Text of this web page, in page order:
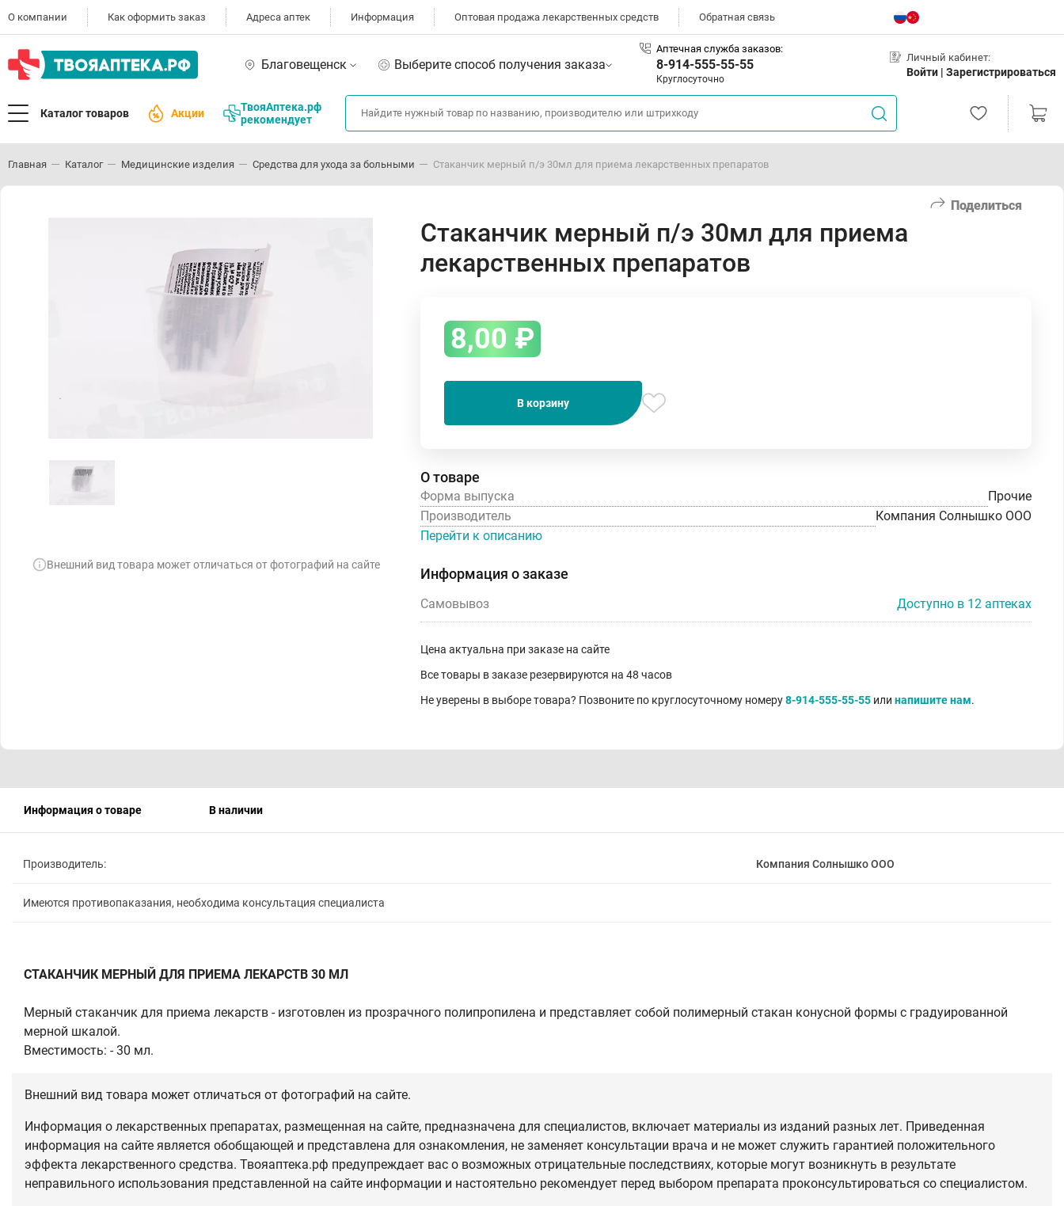
О компании Как оформить заказ Адреса аптек Информация Оптовая продажа лекарственных средств Обратная связь
Благовещенск Выберите способ получения заказа
Аптечная служба заказов:
8-914-555-55-55
Круглосуточно
Личный кабинет:
Войти | Зарегистрироваться
Каталог товаров Акции
ТвояАптека.рф
рекомендует
Главная Каталог Медицинские изделия Средства для ухода за больными Стаканчик мерный п/э 30мл для приема лекарственных препаратов
Поделиться
Внешний вид товара может отличаться от фотографий на сайте
Стаканчик мерный п/э 30мл для приема
лекарственных препаратов
8,00 ₽
В корзину
О товаре
Форма выпуска
Прочие
Производитель
Компания Солнышко ООО
Перейти к описанию
Информация о заказе
Самовывоз Доступно в 12 аптеках
Цена актуальна при заказе на сайте
Все товары в заказе резервируются на 48 часов
Не уверены в выборе товара? Позвоните по круглосуточному номеру8-914-555-55-55 или напишите нам.
Информация о товаре В наличии
Производитель: Компания Солнышко ООО
Имеются противопаказания, необходима консультация специалиста
СТАКАНЧИК МЕРНЫЙ ДЛЯ ПРИЕМА ЛЕКАРСТВ 30 МЛ
Мерный стаканчик для приема лекарств - изготовлен из прозрачного полипропилена и представляет собой полимерный стакан конусной формы с градуированной
мерной шкалой.
Вместимость: - 30 мл.
Внешний вид товара может отличаться от фотографий на сайте.
Информация о лекарственных препаратах, размещенная на сайте, предназначена для специалистов, включает материалы из изданий разных лет. Приведенная
информация на сайте является обобщающей и представлена для ознакомления, не заменяет консультации врача и не может служить гарантией положительного
эффекта лекарственного средства. Твояаптека.рф предупреждает вас о возможных отрицательные последствиях, которые могут возникнуть в результате
неправильного использования представленной на сайте информации и настоятельно рекомендует перед выбором препарата проконсультироваться со специалистом.